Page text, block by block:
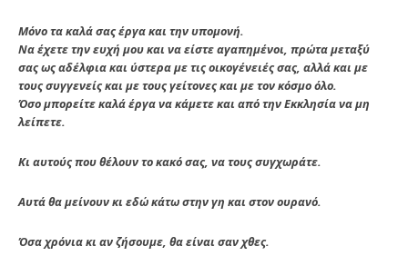
Μόνο τα καλά σας έργα και την υπομονή.
Να έχετε την ευχή μου και να είστε αγαπημένοι, πρώτα μεταξύ
σας ως αδέλφια και ύστερα με τις οικογένειές σας, αλλά και με
τους συγγενείς και με τους γείτονες και με τον κόσμο όλο.
Όσο μπορείτε καλά έργα να κάμετε και από την Εκκλησία να μη
λείπετε.
Κι αυτούς που θέλουν το κακό σας, να τους συγχωράτε.
Αυτά θα μείνουν κι εδώ κάτω στην γη και στον ουρανό.
Όσα χρόνια κι αν ζήσουμε, θα είναι σαν χθες.